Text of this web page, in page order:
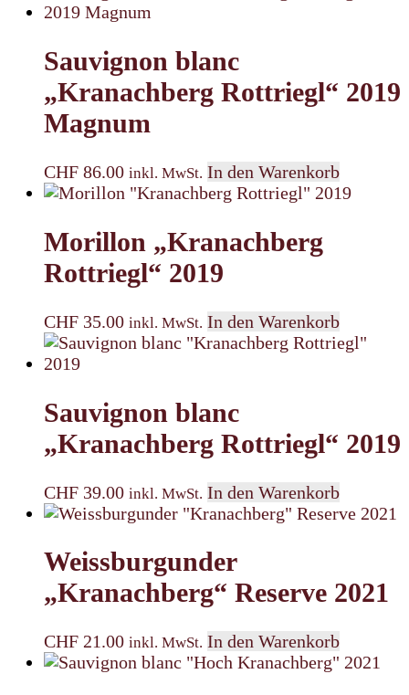
Sauvignon blanc
„Kranachberg Rottriegl“ 2019
Magnum
CHF 86.00 inkl. MwSt. In den Warenkorb
Morillon „Kranachberg
Rottriegl“ 2019
CHF 35.00 inkl. MwSt. In den Warenkorb
Sauvignon blanc
„Kranachberg Rottriegl“ 2019
CHF 39.00 inkl. MwSt. In den Warenkorb
Weissburgunder
„Kranachberg“ Reserve 2021
CHF 21.00 inkl. MwSt. In den Warenkorb